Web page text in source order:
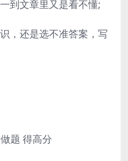
文章里又是看不懂;
还是选不准答案，写
题 得高分